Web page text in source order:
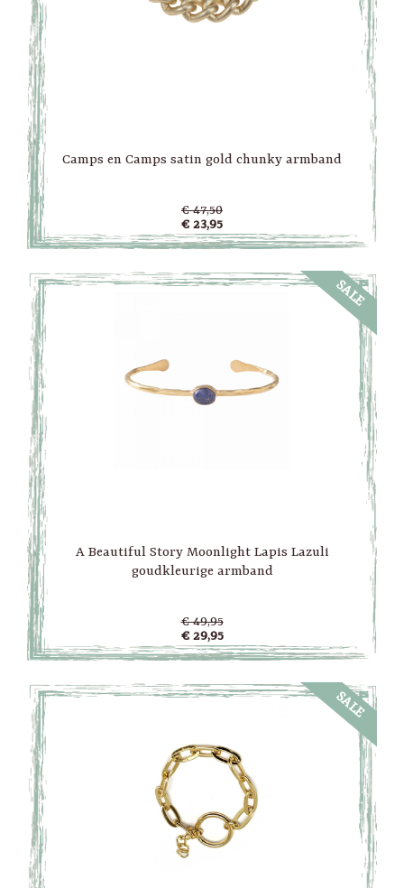
Camps en Camps satin gold chunky armband
€ 47,50
€ 23,95
SALE
A Beautiful Story Moonlight Lapis Lazuli
goudkleurige armband
€ 49,95
€ 29,95
SALE